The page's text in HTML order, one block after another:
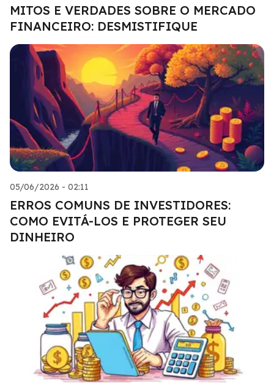
MITOS E VERDADES SOBRE O MERCADO
FINANCEIRO: DESMISTIFIQUE
05/06/2026 - 02:11
ERROS COMUNS DE INVESTIDORES:
COMO EVITÁ-LOS E PROTEGER SEU
DINHEIRO